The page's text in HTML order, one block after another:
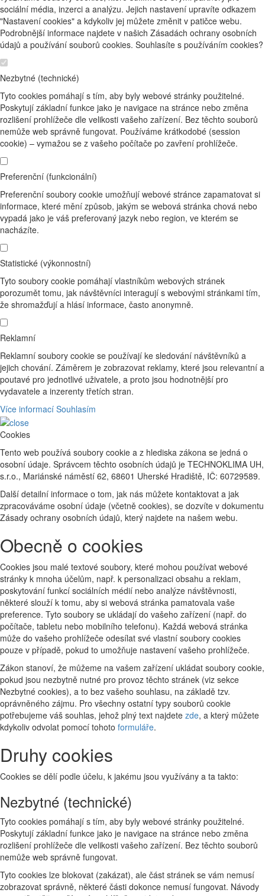
sociální média, inzerci a analýzu. Jejich nastavení upravíte odkazem
"Nastavení cookies" a kdykoliv jej můžete změnit v patičce webu.
Podrobnější informace najdete v našich Zásadách ochrany osobních
údajů a používání souborů cookies. Souhlasíte s používáním cookies?
Nezbytné (technické)
Tyto cookies pomáhají s tím, aby byly webové stránky použitelné.
Poskytují základní funkce jako je navigace na stránce nebo změna
rozlišení prohlížeče dle velikosti vašeho zařízení. Bez těchto souborů
nemůže web správně fungovat. Používáme krátkodobé (session
cookie) – vymažou se z vašeho počítače po zavření prohlížeče.
Preferenční (funkcionální)
Preferenční soubory cookie umožňují webové stránce zapamatovat si
informace, které mění způsob, jakým se webová stránka chová nebo
vypadá jako je váš preferovaný jazyk nebo region, ve kterém se
nacházíte.
Statistické (výkonnostní)
Tyto soubory cookie pomáhají vlastníkům webových stránek
porozumět tomu, jak návštěvníci interagují s webovými stránkami tím,
že shromažďují a hlásí informace, často anonymně.
Reklamní
Reklamní soubory cookie se používají ke sledování návštěvníků a
jejich chování. Záměrem je zobrazovat reklamy, které jsou relevantní a
poutavé pro jednotlivé uživatele, a proto jsou hodnotnější pro
vydavatele a inzerenty třetích stran.
Více informací Souhlasím
Cookies
Tento web používá soubory cookie a z hlediska zákona se jedná o
osobní údaje. Správcem těchto osobních údajů je TECHNOKLIMA UH,
s.r.o., Mariánské náměstí 62, 68601 Uherské Hradiště, IČ: 60729589.
Další detailní informace o tom, jak nás můžete kontaktovat a jak
zpracováváme osobní údaje (včetně cookies), se dozvíte v dokumentu
Zásady ochrany osobních údajů, který najdete na našem webu.
Obecně o cookies
Cookies jsou malé textové soubory, které mohou používat webové
stránky k mnoha účelům, např. k personalizaci obsahu a reklam,
poskytování funkcí sociálních médií nebo analýze návštěvnosti,
některé slouží k tomu, aby si webová stránka pamatovala vaše
preference. Tyto soubory se ukládají do vašeho zařízení (např. do
počítače, tabletu nebo mobilního telefonu). Každá webová stránka
může do vašeho prohlížeče odesílat své vlastní soubory cookies
pouze v případě, pokud to umožňuje nastavení vašeho prohlížeče.
Zákon stanoví, že můžeme na vašem zařízení ukládat soubory cookie,
pokud jsou nezbytně nutné pro provoz těchto stránek (viz sekce
Nezbytné cookies), a to bez vašeho souhlasu, na základě tzv.
oprávněného zájmu. Pro všechny ostatní typy souborů cookie
potřebujeme váš souhlas, jehož plný text najdete zde, a který můžete
kdykoliv odvolat pomocí tohoto formuláře.
Druhy cookies
Cookies se dělí podle účelu, k jakému jsou využívány a ta takto:
Nezbytné (technické)
Tyto cookies pomáhají s tím, aby byly webové stránky použitelné.
Poskytují základní funkce jako je navigace na stránce nebo změna
rozlišení prohlížeče dle velikosti vašeho zařízení. Bez těchto souborů
nemůže web správně fungovat.
Tyto cookies lze blokovat (zakázat), ale část stránek se vám nemusí
zobrazovat správně, některé části dokonce nemusí fungovat. Návody